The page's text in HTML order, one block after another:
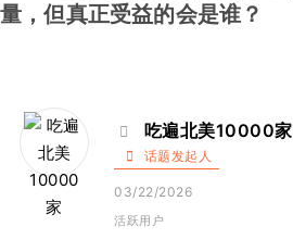
量，但真正受益的会是谁？
吃遍北美10000家
话题发起人
03/22/2026
活跃用户